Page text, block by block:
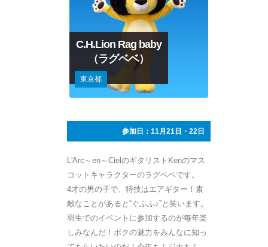
C.H.Lion Rag baby
（ラグベベ）
東京都
参加日：11月21日・22日
L'Arc～en～CielのギタリストKenのマス
コットキャラクターのラグベベです。
4才の男の子で、特技はエアギター！素
敵なことがあると“ぐふふ♪”と笑います。
羽生でのイベントに参加するのが毎年楽
しみなんだ！ボクの魅力をみんなに知っ